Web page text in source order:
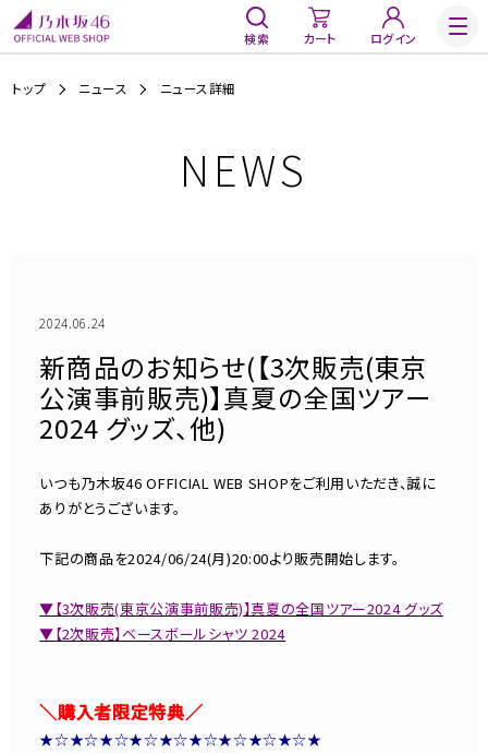
検索 カート ログイン
トップ ニュース ニュース詳細
NEWS
2024.06.24
新商品のお知らせ(【3次販売(東京
公演事前販売)】真夏の全国ツアー
2024 グッズ、他)
いつも乃木坂46 OFFICIAL WEB SHOPをご利用いただき、誠に
ありがとうございます。
下記の商品を2024/06/24(月)20:00より販売開始します。
▼【3次販売(東京公演事前販売)】真夏の全国ツアー2024 グッズ
▼【2次販売】ベースボールシャツ 2024
＼購入者限定特典／
★☆★☆★☆★☆★☆★☆★☆★☆★☆★